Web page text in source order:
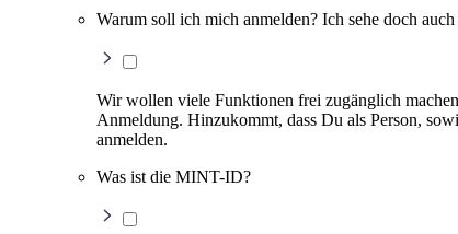
Warum soll ich mich anmelden? Ich sehe doch
Wir wollen viele Funktionen frei zugänglich
Anmeldung. Hinzukommt, dass Du als Person,
anmelden.
Was ist die MINT-ID?